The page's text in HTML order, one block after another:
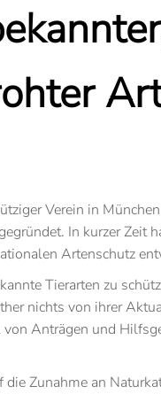
Verein in
In kurzer Zeit
Artenschutz
Tierarten zu
nichts von ihrer
Anträgen und
Zunahme an